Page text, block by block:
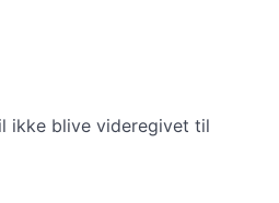
ikke blive videregivet til